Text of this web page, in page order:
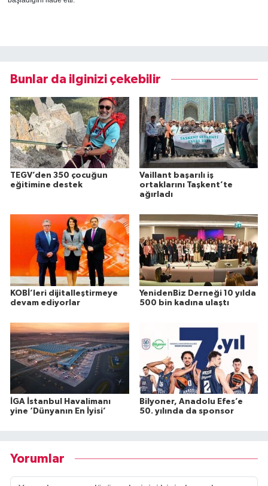
Bunlar da ilginizi çekebilir
TEGV’den 350 çocuğun
eğitimine destek
Vaillant başarılı iş
ortaklarını Taşkent’te
ağırladı
KOBİ’leri dijitalleştirmeye
devam ediyorlar
YenidenBiz Derneği 10 yılda
500 bin kadına ulaştı
İGA İstanbul Havalimanı
yine ‘Dünyanın En İyisi’
Bilyoner, Anadolu Efes’e
50. yılında da sponsor
Yorumlar